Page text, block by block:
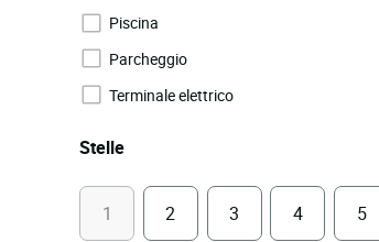
Piscina
Parcheggio
Terminale elettrico
Stelle
1 2 3 4 5